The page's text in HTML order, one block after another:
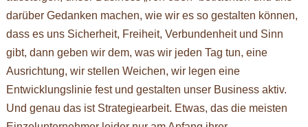
darüber Gedanken machen, wie wir es so gestalten können,
dass es uns Sicherheit, Freiheit, Verbundenheit und Sinn
gibt, dann geben wir dem, was wir jeden Tag tun, eine
Ausrichtung, wir stellen Weichen, wir legen eine
Entwicklungslinie fest und gestalten unser Business aktiv.
Und genau das ist Strategiearbeit. Etwas, das die meisten